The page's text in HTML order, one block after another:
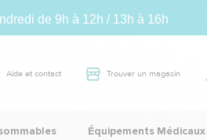
de 9h à 12h / 13h à 16h
Aide et contact Trouver un magasin
Équipements Médicaux